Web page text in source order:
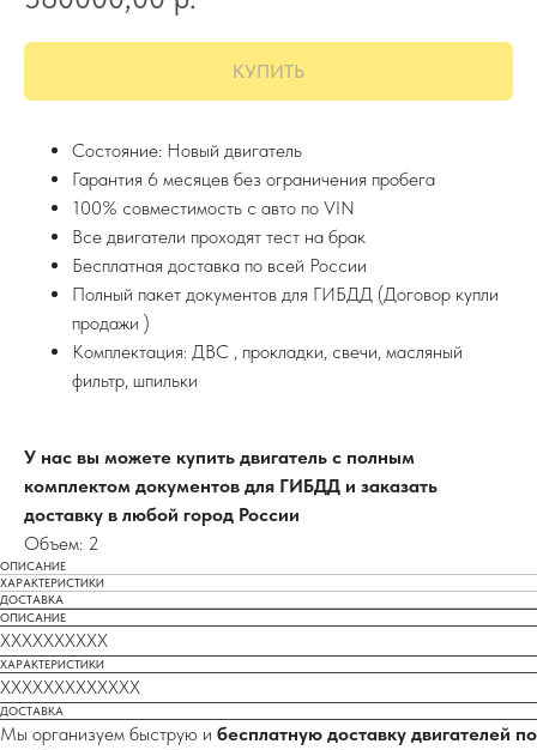
КУПИТЬ
Состояние: Новый двигатель
Гарантия 6 месяцев без ограничения пробега
100% совместимость с авто по VIN
Все двигатели проходят тест на брак
Бесплатная доставка по всей России
Полный пакет документов для ГИБДД (Договор купли
продажи )
Комплектация: ДВС , прокладки, свечи, масляный
фильтр, шпильки
У нас вы можете купить двигатель с полным
комплектом документов для ГИБДД и заказать
доставку в любой город России
Объем: 2
ОПИСАНИЕ
ХАРАКТЕРИСТИКИ
ДОСТАВКА
ОПИСАНИЕ
XXXXXXXXXX
ХАРАКТЕРИСТИКИ
XXXXXXXXXXXXX
ДОСТАВКА
Мы организуем быструю и бесплатную доставку двигателей по